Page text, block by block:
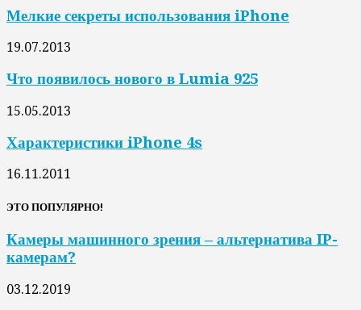
Мелкие секреты использования iPhone
19.07.2013
Что появилось нового в Lumia 925
15.05.2013
Характеристики iPhone 4s
16.11.2011
ЭТО ПОПУЛЯРНО!
Камеры машинного зрения – альтернатива IP-
камерам?
03.12.2019